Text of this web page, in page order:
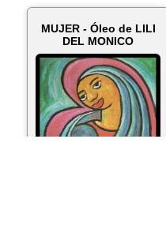
MUJER - Óleo de LILI
DEL MONICO